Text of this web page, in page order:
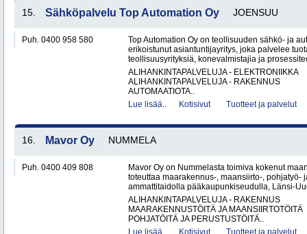
15. Sähköpalvelu Top Automation Oy JOENSUU
Puh. 0400 958 580
Top Automation Oy on teollisuuden sähkö- ja
erikoistunut asiantuntijayritys, joka palvelee
teollisuusyrityksiä, konevalmistajia ja
ALIHANKINTAPALVELUJA - ELEKTRONIIKKA
ALIHANKINTAPALVELUJA - RAKENNUS
AUTOMAATIOTA..
Lue lisää..
Kotisivut Tuotteet ja palvelut
16. Mavor Oy NUMMELA
Puh. 0400 409 808
Mavor Oy on Nummelasta toimiva kokenut
toteuttaa maarakennus-, maansiirto-, pohjatyö-
ammattitaidolla pääkaupunkiseudulla, Länsi-
ALIHANKINTAPALVELUJA - RAKENNUS
MAARAKENNUSTÖITÄ JA MAANSIIRTOTÖITÄ
POHJATÖITÄ JA PERUSTUSTÖITÄ..
Lue lisää..
Kotisivut Tuotteet ja palvelut